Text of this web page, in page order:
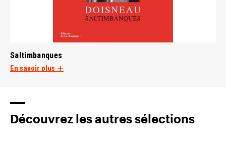
Saltimbanques
En savoir plus
Découvrez les autres sélections